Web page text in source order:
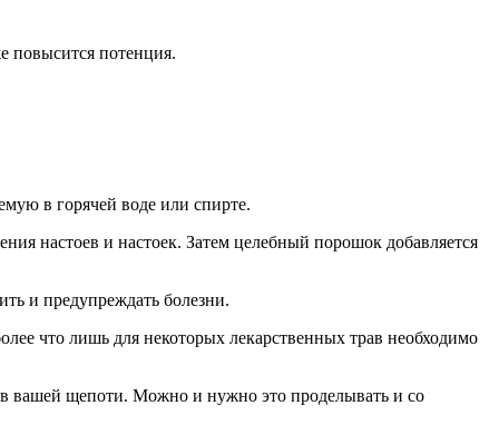
повысится потенция.
в горячей воде или спирте.
настоев и настоек. Затем целебный порошок добавляется
и предупреждать болезни.
что лишь для некоторых лекарственных трав необходимо
в вашей щепоти. Можно и нужно это проделывать и со